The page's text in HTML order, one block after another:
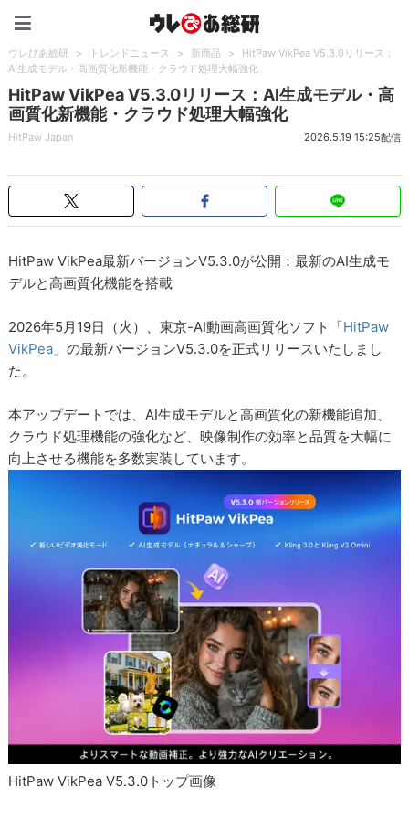
ウレぴあ総研 > トレンドニュース > 新商品 >
HitPaw VikPea V5.3.0リリース：
AI生成モデル・高画質化新機能・クラウド処理大幅強化
HitPaw VikPea V5.3.0リリース：AI生成モデル・高
画質化新機能・クラウド処理大幅強化
HitPaw Japan 2026.5.19 15:25配信
HitPaw VikPea最新バージョンV5.3.0が公開：最新のAI生成モ
デルと高画質化機能を搭載
2026年5月19日（火）、東京-AI動画高画質化ソフト「HitPaw
VikPea 」の最新バージョンV5.3.0を正式リリースいたしまし
た。
本アップデートでは、AI生成モデルと高画質化の新機能追加、
クラウド処理機能の強化など、映像制作の効率と品質を大幅に
向上させる機能を多数実装しています。
HitPaw VikPea V5.3.0トップ画像